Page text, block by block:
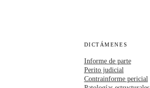
DICTÁMENES
Informe de parte
Perito judicial
Contrainforme pericial